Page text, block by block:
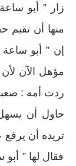
زار ” أبو
منها أن تقيم
إن ” أبو
مؤهل الآن
ردت أمه :
حاول أن
تريده أن يرفع
فقال لها ”